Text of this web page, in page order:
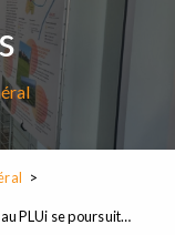
PLUi se poursuit…